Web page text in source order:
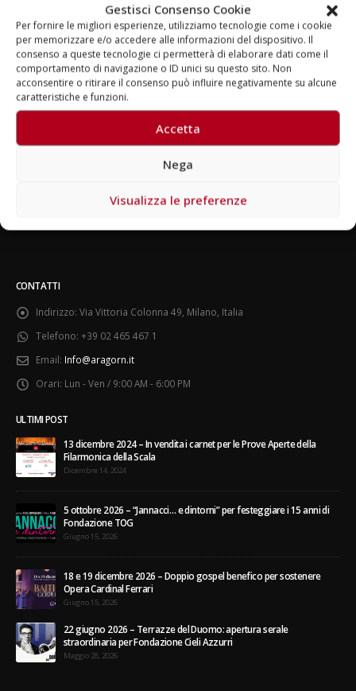
Gestisci Consenso Cookie
Per fornire le migliori esperienze, utilizziamo tecnologie come i cookie
per memorizzare e/o accedere alle informazioni del dispositivo. Il
consenso a queste tecnologie ci permetterà di elaborare dati come il
comportamento di navigazione o ID unici su questo sito. Non
acconsentire o ritirare il consenso può influire negativamente su alcune
caratteristiche e funzioni.
Accetta
Nega
Visualizza le preferenze
“Mai più spose bambine” – Amnesty International
CONTATTI
Indirizzo: Via Vittoria Colonna 49, Milano, Italia
Telefono: +39 02 465 467 1
Email: Info@aragorn.it
Orari: Lun - Ven / 9:00 AM - 6:00 PM
ULTIMI POST
13 dicembre 2024 – In vendita i carnet per le Prove Aperte della
Filarmonica della Scala
Dicembre 14, 2024
5 ottobre 2026 – “Jannacci… e dintorni” per festeggiare i 15 anni di
Fondazione TOG
Giugno 15, 2026
18 e 19 dicembre 2026 – Doppio gospel benefico per sostenere
Opera Cardinal Ferrari
Giugno 15, 2026
22 giugno 2026 – Terrazze del Duomo: apertura serale
straordinaria per Fondazione Cieli Azzurri
Maggio 28, 2026